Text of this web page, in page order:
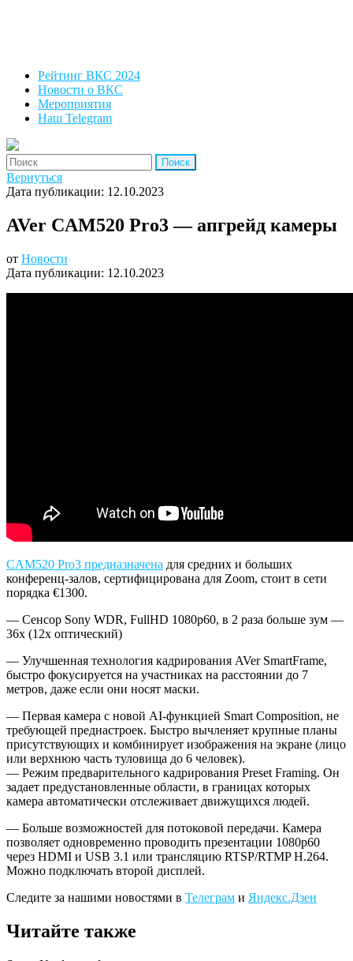
Рейтинг ВКС 2024
Новости о ВКС
Мероприятия
Наш Telegram
'Найти:
Вернуться
Дата публикации: 12.10.2023
AVer CAM520 Pro3 — апгрейд камеры
от Новости
Дата публикации: 12.10.2023
CAM520 Pro3 предназначена для средних и больших
конференц-залов, сертифицирована для Zoom, стоит в сети
порядка €1300.
— Сенсор Sony WDR, FullHD 1080p60, в 2 раза больше зум —
36х (12х оптический)
— Улучшенная технология кадрирования AVer SmartFrame,
быстро фокусируется на участниках на расстоянии до 7
метров, даже если они носят маски.
— Первая камера с новой AI-функцией Smart Composition, не
требующей преднастроек. Быстро вычленяет крупные планы
присутствующих и комбинирует изображения на экране (лицо
или верхнюю часть туловища до 6 человек).
— Режим предварительного кадрирования Preset Framing. Он
задает предустановленные области, в границах которых
камера автоматически отслеживает движущихся людей.
— Больше возможностей для потоковой передачи. Камера
позволяет одновременно проводить презентации 1080p60
через HDMI и USB 3.1 или трансляцию RTSP/RTMP H.264.
Можно подключать второй дисплей.
Следите за нашими новостями в Телеграм и Яндекс.Дзен
Читайте также